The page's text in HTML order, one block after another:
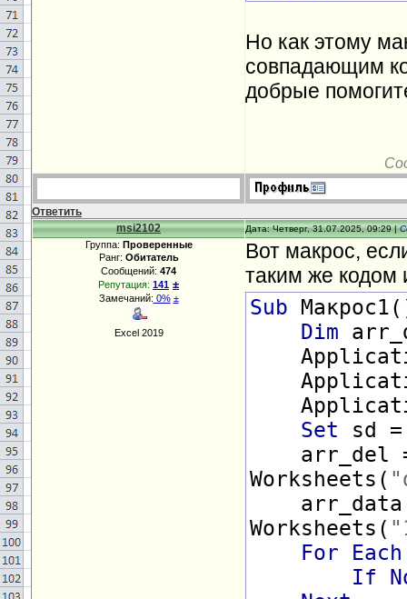
Но как этому
совпадающим
добрые
Ответить
msi2102
Дата: Четверг, 31.07.2025, 09:29 |
Группа: Проверенные
Ранг: Обитатель
Сообщений: 474
Репутация: 141 ±
Замечаний: 0% ±
Excel 2019
Вот макрос,
таким же кодом
Sub
Dim
Set sd
arr_del
Worksheets(
arr_data
Worksheets(
For Each
If